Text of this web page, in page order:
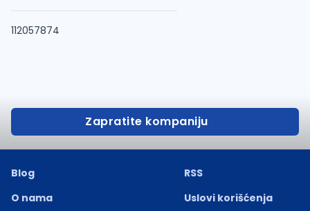
112057874
Zapratite kompaniju
Blog
O nama
RSS
Uslovi korišćenja